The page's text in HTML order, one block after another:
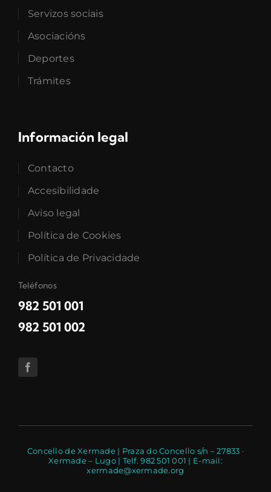
Servizos sociais
Asociacións
Deportes
Trámites
Información legal
Contacto
Accesibilidade
Aviso legal
Política de Cookies
Política de Privacidade
Teléfonos
982 501 001
982 501 002
Concello de Xermade | Praza do Concello s/n – 27833 ·
Xermade – Lugo | Telf. 982 501 001 | E-mail:
xermade@xermade.org